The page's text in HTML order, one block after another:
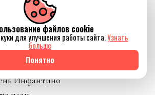
УЕФА заявили
доверия к
Как
Борман
проиграл. На
Инфантино
файлов cookie
для улучшения работы сайта.Узнать
больше
Понятно